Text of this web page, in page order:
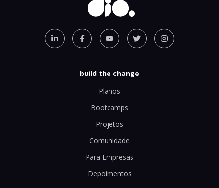
build the change
Planos
Bootcamps
Projetos
Comunidade
Para Empresas
Depoimentos